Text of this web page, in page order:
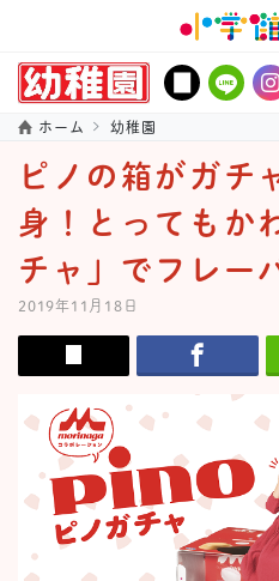
ホーム 幼稚園
ピノの箱がガチ
身！とってもか
チャ」でフレー
2019年11月18日